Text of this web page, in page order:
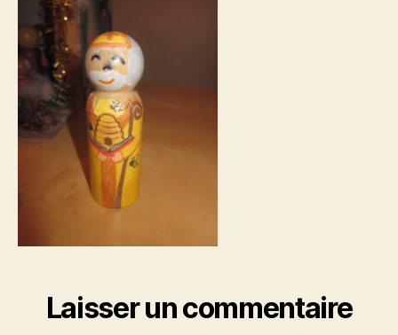
Laisser un commentaire